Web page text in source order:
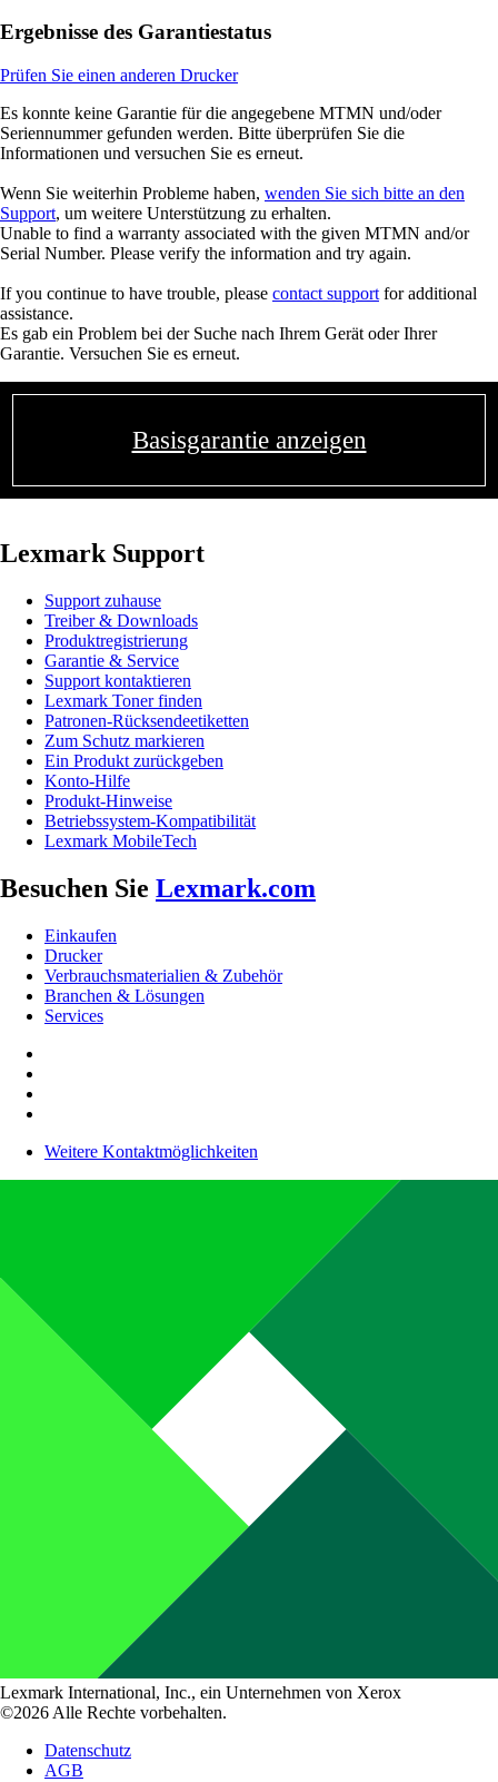
Ergebnisse des Garantiestatus
Prüfen Sie einen anderen Drucker
Es konnte keine Garantie für die angegebene MTMN und/oder
Seriennummer gefunden werden. Bitte überprüfen Sie die
Informationen und versuchen Sie es erneut.
Wenn Sie weiterhin Probleme haben, wenden Sie sich bitte an den
Support, um weitere Unterstützung zu erhalten.
Unable to find a warranty associated with the given MTMN and/or
Serial Number. Please verify the information and try again.
If you continue to have trouble, please contact support for additional
assistance.
Es gab ein Problem bei der Suche nach Ihrem Gerät oder Ihrer
Garantie. Versuchen Sie es erneut.
Basisgarantie anzeigen
Lexmark Support
Support zuhause
Treiber & Downloads
Produktregistrierung
Garantie & Service
Support kontaktieren
Lexmark Toner finden
Patronen-Rücksendeetiketten
Zum Schutz markieren
Ein Produkt zurückgeben
Konto-Hilfe
Produkt-Hinweise
Betriebssystem-Kompatibilität
Lexmark MobileTech
Besuchen Sie Lexmark.com
Einkaufen
Drucker
Verbrauchsmaterialien & Zubehör
Branchen & Lösungen
Services
Weitere Kontaktmöglichkeiten
Lexmark International, Inc., ein Unternehmen von Xerox
©2026 Alle Rechte vorbehalten.
Datenschutz
AGB